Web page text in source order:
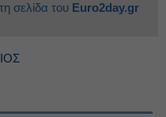
σελίδα του Euro2day.gr